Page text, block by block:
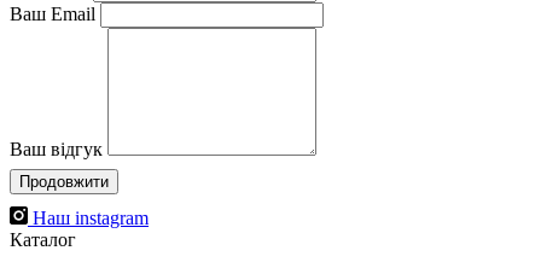
Ваш Email
Ваш відгук
Продовжити
Наш instagram
Каталог